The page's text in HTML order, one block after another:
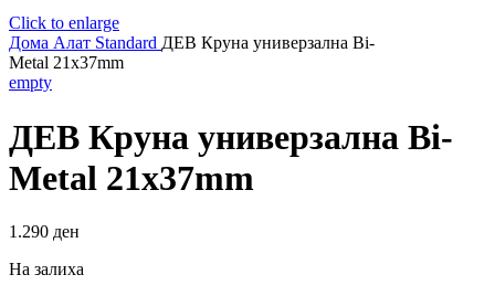
Click to enlarge
Дома Алат Standard ДЕВ Круна универзална Bi-
Metal 21x37mm
empty
ДЕВ Круна универзална Bi-
Metal 21x37mm
1.290 ден
На залиха